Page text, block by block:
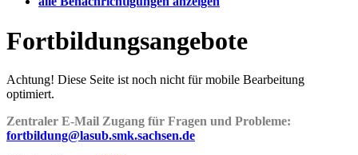
Fortbildungsangebote
Achtung! Diese Seite ist noch nicht für mobile Bearbeitung
optimiert.
Zentraler E-Mail Zugang für Fragen und Probleme:
fortbildung@lasub.smk.sachsen.de